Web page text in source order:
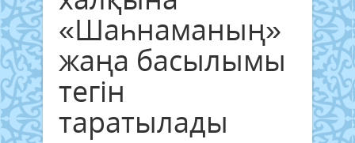
«Шаһнаманың»
жаңа басылымы
тегін
таратылады